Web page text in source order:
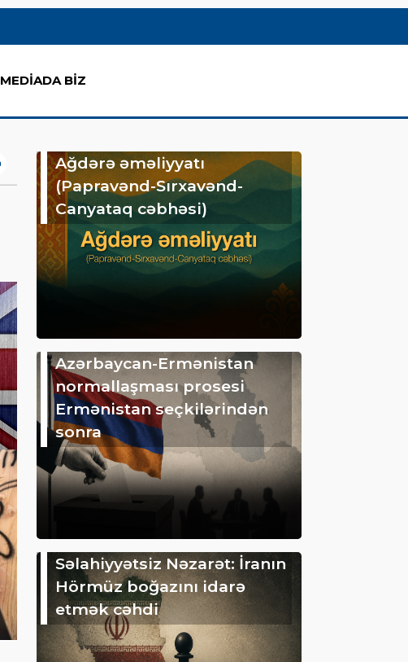
MEDİADA BİZ
Ağdərə əməliyyatı
(Papravənd-Sırxavənd-
Canyataq cəbhəsi)
Azərbaycan-Ermənistan
normallaşması prosesi
Ermənistan seçkilərindən
sonra
Səlahiyyətsiz Nəzarət: İranın
Hörmüz boğazını idarə
etmək cəhdi